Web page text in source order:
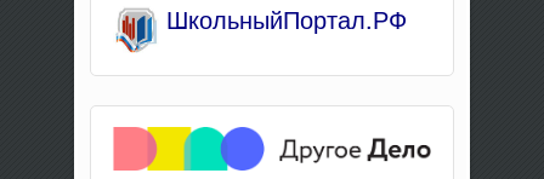
ШкольныйПортал.РФ